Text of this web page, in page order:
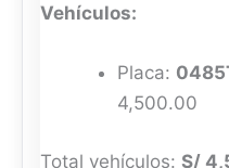
Vehículos:
Placa:
4,500.00
Total vehículos: S/